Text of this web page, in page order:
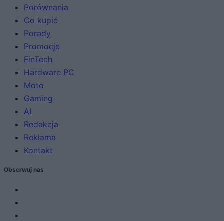
Porównania
Co kupić
Porady
Promocje
FinTech
Hardware PC
Moto
Gaming
AI
Redakcja
Reklama
Kontakt
Obserwuj nas